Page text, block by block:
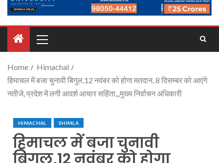
Home
Himachal
हिमाचल में बजा चुनावी बिगुल,12 नवंबर को होगा मतदान, 8 दिसम्बर को आएंगे
नतीजे, प्रदेश में लगी आदर्श आचार सहिंता,,,मुख्य निर्वाचन अधिकारी
HIMACHAL SHIMLA
हिमाचल में बजा चुनावी